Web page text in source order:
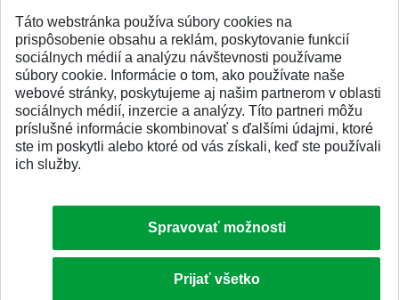
SPÄŤ NA VRCH
Táto webstránka používa súbory cookies na
prispôsobenie obsahu a reklám, poskytovanie funkcií
sociálnych médií a analýzu návštevnosti používame
súbory cookie. Informácie o tom, ako používate naše
webové stránky, poskytujeme aj našim partnerom v oblasti
sociálnych médií, inzercie a analýzy. Títo partneri môžu
príslušné informácie skombinovať s ďalšími údajmi, ktoré
ste im poskytli alebo ktoré od vás získali, keď ste používali
ich služby.
Spravovať možnosti
Prijať všetko